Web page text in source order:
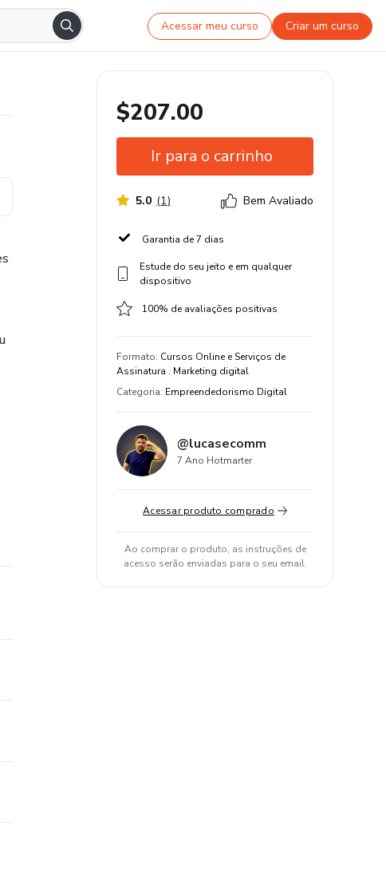
Acessar meu curso Criar um curso
$207.00
Ir para o carrinho
5.0 (1) Bem Avaliado
Garantia de 7 dias
Estude do seu jeito e em qualquer
dispositivo
100% de avaliações positivas
Formato: Cursos Online e Serviços de
Assinatura . Marketing digital
Categoria: Empreendedorismo Digital
@lucasecomm
7 Ano Hotmarter
Acessar produto comprado
Ao comprar o produto, as instruções de
acesso serão enviadas para o seu email.